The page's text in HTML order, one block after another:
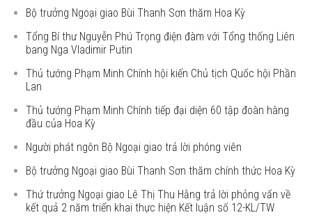
Bộ trưởng Ngoại giao Bùi Thanh Sơn thăm Hoa Kỳ
Tổng Bí thư Nguyễn Phú Trọng điện đàm với Tổng thống Liên
bang Nga Vladimir Putin
Thủ tướng Phạm Minh Chính hội kiến Chủ tịch Quốc hội Phần
Lan
Thủ tướng Phạm Minh Chính tiếp đại diện 60 tập đoàn hàng
đầu của Hoa Kỳ
Người phát ngôn Bộ Ngoại giao trả lời phóng viên
Bộ trưởng Ngoại giao Bùi Thanh Sơn thăm chính thức Hoa Kỳ
Thứ trưởng Ngoại giao Lê Thị Thu Hằng trả lời phỏng vấn về
kết quả 2 năm triển khai thực hiện Kết luận số 12-KL/TW